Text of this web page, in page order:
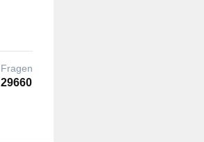
Fragen
29660